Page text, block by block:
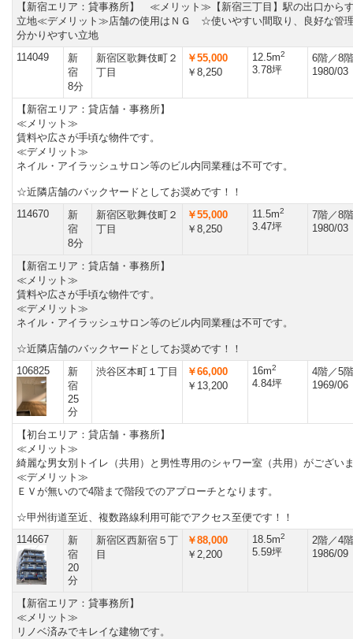
【新宿エリア：貸事務所】 ≪メリット≫【新宿三丁目】駅の出口から
立地≪デメリット≫店舗の使用はＮＧ ☆使いやすい間取り、良好な管
分かりやすい立地
114049
新
宿
8分
新宿区歌舞伎町２
丁目
￥55,000
￥8,250
12.5m2
3.78坪
6階／8
1980/03
【新宿エリア：貸店舗・事務所】
≪メリット≫
賃料や広さが手頃な物件です。
≪デメリット≫
ネイル・アイラッシュサロン等のビル内同業種は不可です。
☆近隣店舗のバックヤードとしてお奨めです！！
114670
新
宿
8分
新宿区歌舞伎町２
丁目
￥55,000
￥8,250
11.5m2
3.47坪
7階／8
1980/03
【新宿エリア：貸店舗・事務所】
≪メリット≫
賃料や広さが手頃な物件です。
≪デメリット≫
ネイル・アイラッシュサロン等のビル内同業種は不可です。
☆近隣店舗のバックヤードとしてお奨めです！！
106825
新
宿
25
分
渋谷区本町１丁目
￥66,000
￥13,200
16m2
4.84坪
4階／5
1969/06
【初台エリア：貸店舗・事務所】
≪メリット≫
綺麗な男女別トイレ（共用）と男性専用のシャワー室（共用）がござい
≪デメリット≫
ＥＶが無いので4階まで階段でのアプローチとなります。
☆甲州街道至近、複数路線利用可能でアクセス至便です！！
114667
新
宿
20
分
新宿区西新宿５丁
目
￥88,000
￥2,200
18.5m2
5.59坪
2階／4
1986/09
【新宿エリア：貸事務所】
≪メリット≫
リノベ済みでキレイな建物です。